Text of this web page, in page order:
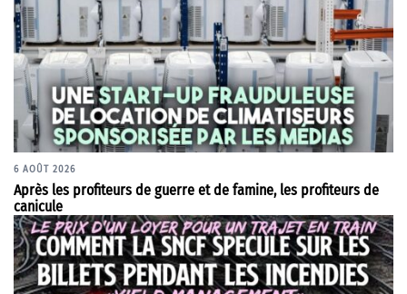
6 AOÛT 2026
Après les profiteurs de guerre et de famine, les profiteurs de
canicule